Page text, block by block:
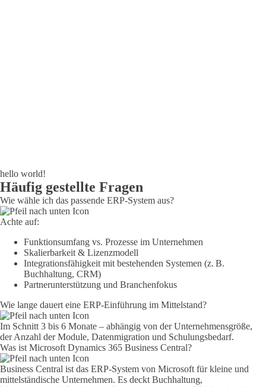
hello world!
Häufig gestellte Fragen
Wie wähle ich das passende ERP-System aus?
Achte auf:
Funktionsumfang vs. Prozesse im Unternehmen
Skalierbarkeit & Lizenzmodell
Integrationsfähigkeit mit bestehenden Systemen (z. B.
Buchhaltung, CRM)
Partnerunterstützung und Branchenfokus
Wie lange dauert eine ERP-Einführung im Mittelstand?
Im Schnitt 3 bis 6 Monate – abhängig von der Unternehmensgröße,
der Anzahl der Module, Datenmigration und Schulungsbedarf.
Was ist Microsoft Dynamics 365 Business Central?
Business Central ist das ERP-System von Microsoft für kleine und
mittelständische Unternehmen. Es deckt Buchhaltung,